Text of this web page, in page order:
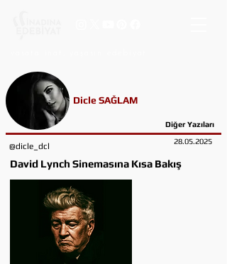
Dicle SAĞLAM
Diğer Yazıları
@dicle_dcl 28.05.2025
David Lynch Sinemasına Kısa Bakış